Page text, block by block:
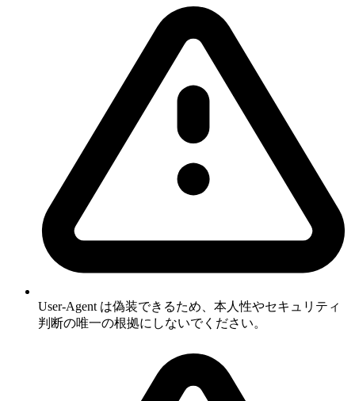
User-Agent は偽装できるため、本人性やセキュリティ
判断の唯一の根拠にしないでください。